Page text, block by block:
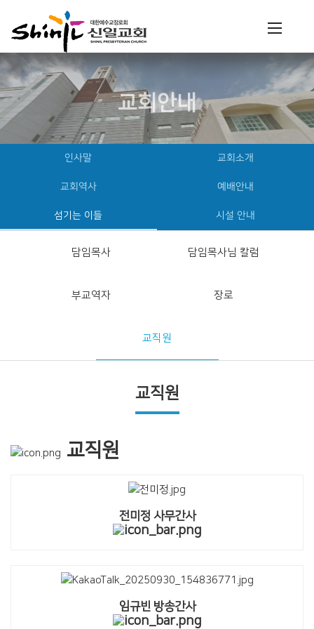
교회안내
인사말 교회소개
교회역사 예배안내
섬기는 이들 시설 안내
담임목사 담임목사님 칼럼
부교역자 장로
교직원
교직원
교직원
전미정 사무간사
임규빈 방송간사